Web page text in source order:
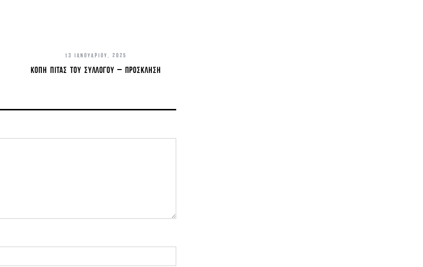
13 ΙΑΝΟΥΑΡΊΟΥ, 2025
ΚΟΠΉ ΠΊΤΑΣ ΤΟΥ ΣΥΛΛΌΓΟΥ – ΠΡΌΣΚΛΗΣΗ